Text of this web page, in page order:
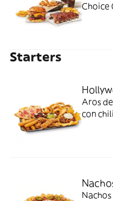
Choice
Starters
Aros
con